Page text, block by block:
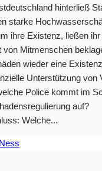
hinterließ
starke
ihre Existenz, ließen
von Mitmenschen
wieder eine
Unterstützung von
Police kommt im
auf?
Welche...